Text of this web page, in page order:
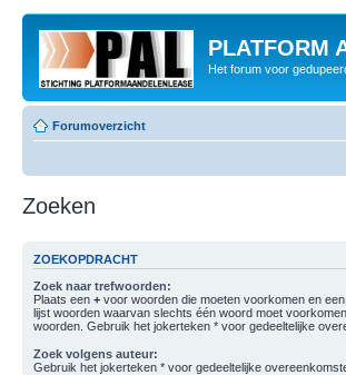
PLATFORM
Het forum voor
Forumoverzicht
Zoeken
ZOEKOPDRACHT
Zoek naar trefwoorden:
Plaats een + voor woorden die moeten voorkomen en een
lijst woorden waarvan slechts één woord moet
woorden. Gebruik het jokerteken * voor gedeeltelijke
Zoek volgens auteur:
Gebruik het jokerteken * voor gedeeltelijke